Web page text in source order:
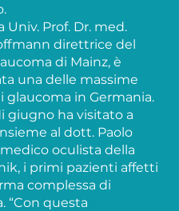
Univ. Prof. Dr. med.
direttrice del
di Mainz, è
una delle massime
glaucoma in Germania.
giugno ha visitato a
al dott. Paolo
oculista della
i primi pazienti affetti
complessa di
“Con questa